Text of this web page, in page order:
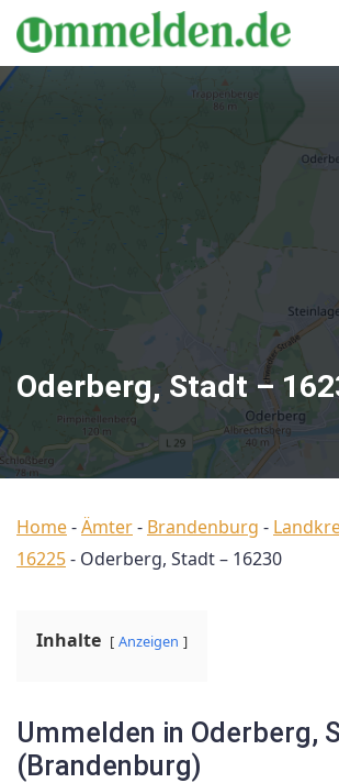
Oderberg, Stadt –
Home-Ämter- Brandenburg -
16225- Oderberg, Stadt – 16230
Inhalte Anzeigen
Ummelden in Oderberg,
(Brandenburg)